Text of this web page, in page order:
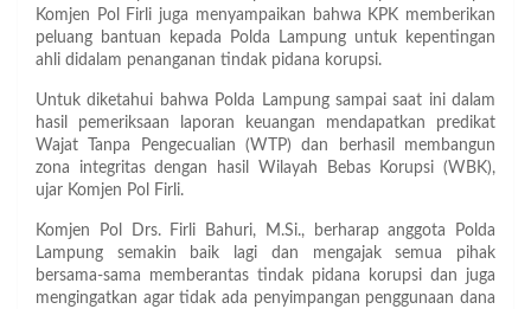
Komjen Pol Firli juga menyampaikan bahwa KPK memberikan
peluang bantuan kepada Polda Lampung untuk kepentingan
ahli didalam penanganan tindak pidana korupsi.
Untuk diketahui bahwa Polda Lampung sampai saat ini dalam
hasil pemeriksaan laporan keuangan mendapatkan predikat
Wajat Tanpa Pengecualian (WTP) dan berhasil membangun
zona integritas dengan hasil Wilayah Bebas Korupsi (WBK),
ujar Komjen Pol Firli.
Komjen Pol Drs. Firli Bahuri, M.Si., berharap anggota Polda
Lampung semakin baik lagi dan mengajak semua pihak
bersama-sama memberantas tindak pidana korupsi dan juga
mengingatkan agar tidak ada penyimpangan penggunaan dana